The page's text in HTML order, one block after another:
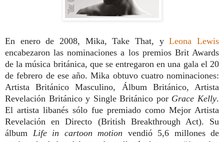
En enero de 2008, Mika, Take That, yLeona Lewis
encabezaron las nominaciones a los premios Brit Awards
de la música británica, que se entregaron en una gala el 20
de febrero de ese año. Mika obtuvo cuatro nominaciones:
Artista Británico Masculino, Álbum Británico, Artista
Revelación Británico y Single Británico por Grace Kelly.
El artista libanés sólo fue premiado como Mejor Artista
Revelación en Directo (British Breakthrough Act). Su
álbum Life in cartoon motion vendió 5,6 millones de